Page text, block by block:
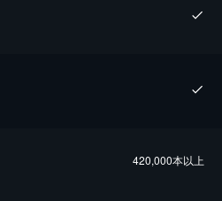
420,000本以上